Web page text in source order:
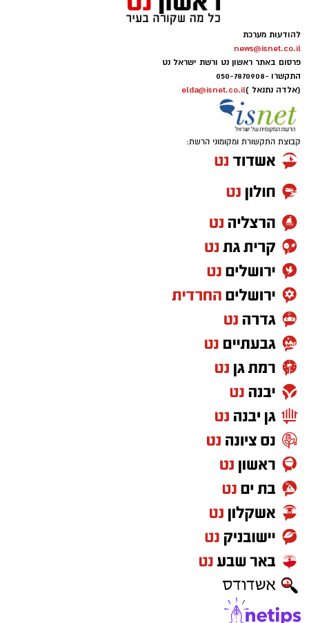
להודעות מערכת
news@isnet.co.il
פרסום באתר ראשון נט ורשת ישראל נט
התקשרו -050-7870908
(אלדה נתנאל )elda@isnet.co.il
קבוצת התקשורת ומקומוני הרשת: